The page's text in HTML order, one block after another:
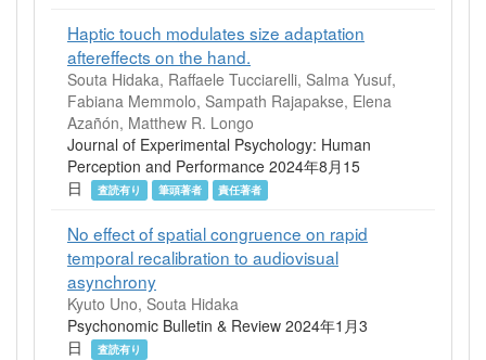
Haptic touch modulates size adaptation
aftereffects on the hand.
Souta Hidaka, Raffaele Tucciarelli, Salma Yusuf,
Fabiana Memmolo, Sampath Rajapakse, Elena
Azañón, Matthew R. Longo
Journal of Experimental Psychology: Human
Perception and Performance 2024年8月15
日
査読有り 筆頭著者 責任著者
No effect of spatial congruence on rapid
temporal recalibration to audiovisual
asynchrony
Kyuto Uno, Souta Hidaka
Psychonomic Bulletin & Review 2024年1月3
日
査読有り